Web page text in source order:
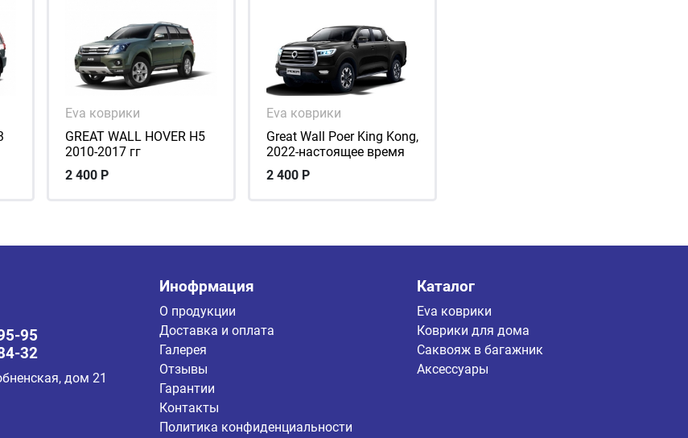
Eva коврики
GREAT WALL HOVER Н5
2010-2017 гг
2 400 Р
Eva коврики
Great Wall Poer King Kong,
2022-настоящее время
2 400 Р
95
32
дом 21
Инофрмация
О продукции
Доставка и оплата
Галерея
Отзывы
Гарантии
Контакты
Политика конфиденциальности
Каталог
Eva коврики
Коврики для дома
Саквояж в багажник
Аксессуары